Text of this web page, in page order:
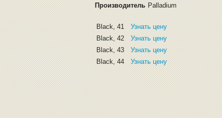
Производитель Palladium
Black, 41
Узнать цену
Black, 42
Узнать цену
Black, 43
Узнать цену
Black, 44
Узнать цену